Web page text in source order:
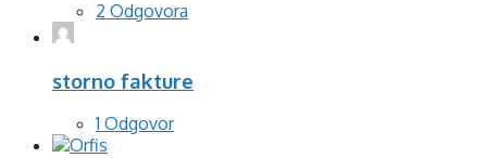
2 Odgovora
storno fakture
1 Odgovor